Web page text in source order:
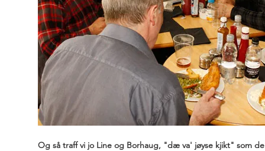
Og så traff vi jo Line og Borhaug, "dæ va' jøyse kjikt" som